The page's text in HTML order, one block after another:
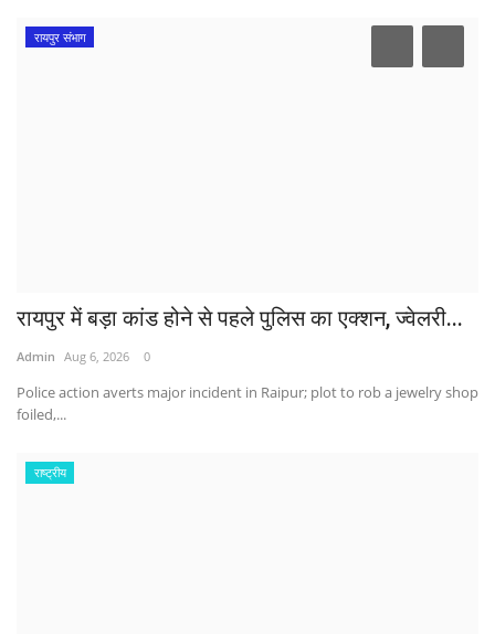
रायपुर संभाग
रायपुर में बड़ा कांड होने से पहले पुलिस का एक्शन, ज्वेलरी...
Admin Aug 6, 2026 0
Police action averts major incident in Raipur; plot to rob a jewelry shop
foiled,...
राष्ट्रीय